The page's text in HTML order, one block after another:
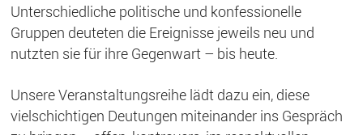
Unterschiedliche politische und konfessionelle
Gruppen deuteten die Ereignisse jeweils neu und
nutzten sie für ihre Gegenwart – bis heute.
Unsere Veranstaltungsreihe lädt dazu ein, diese
vielschichtigen Deutungen miteinander ins Gespräch